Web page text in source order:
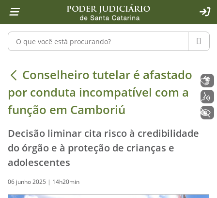
1 Ir para o conteúdo
2 Ir para a ferramenta de acessibilidade - Rybená
4 Ir para o menu principal
5 Ir para a pesquisa
6 Ir para o rodapé
7 Ir para a página inicial
Pesquisar no portal
Conselheiro tutelar é afastado por
Conselheiro tutelar é afastado
por conduta incompatível com a
função em Camboriú
Decisão liminar cita risco à credibilidade
do órgão e à proteção de crianças e
adolescentes
06 junho 2025 | 14h20min
Libras
Voz